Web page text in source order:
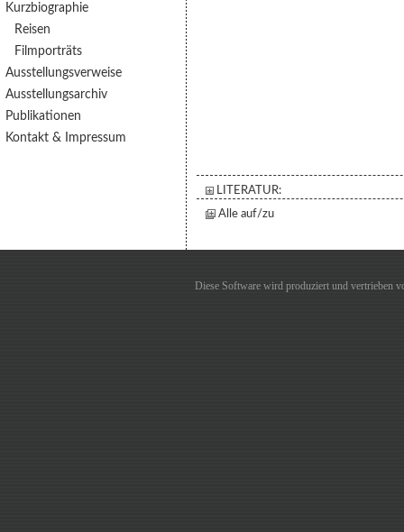
Kurzbiographie
Reisen
Filmporträts
Ausstellungsverweise
Ausstellungsarchiv
Publikationen
Kontakt & Impressum
LITERATUR:
Alle auf/zu
Diese Software wird produziert und vertrieben